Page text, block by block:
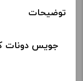
توضیحات